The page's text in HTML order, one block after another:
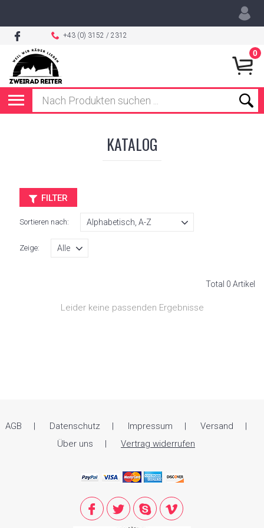
+43 (0) 3152 / 2312
0
KATALOG
FILTER
Sortieren nach:
Zeige:
Total 0 Artikel
Leider keine passenden Ergebnisse
AGB Datenschutz Impressum
Versand
Über uns
Vertrag widerrufen